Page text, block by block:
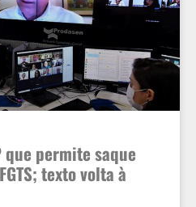
que permite saque
texto volta à